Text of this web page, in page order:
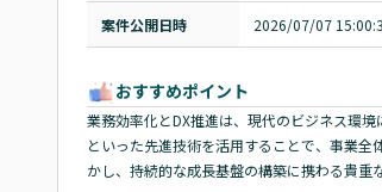
案件公開日時 2026/07/07
おすすめポイント
業務効率化とDX推進は、現代のビジネス環
といった先進技術を活用することで、事業
かし、持続的な成長基盤の構築に携わる貴重